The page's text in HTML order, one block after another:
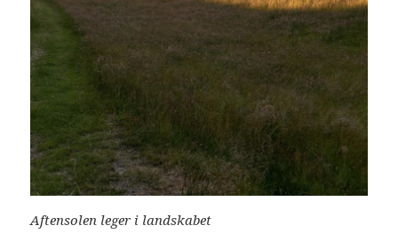
Aftensolen leger i landskabet